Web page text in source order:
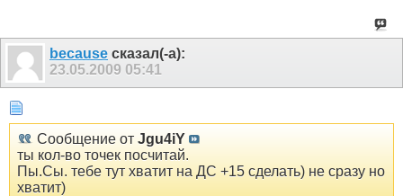
because сказал(-а):
23.05.2009 05:41
Сообщение от Jgu4iY
ты кол-во точек посчитай.
Пы.Сы. тебе тут хватит на ДС +15 сделать) не сразу но
хватит)